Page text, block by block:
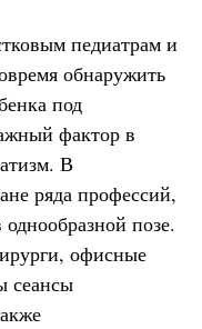
педиатрам и
обнаружить
под
фактор в
В
ряда профессий,
позе.
офисные
сеансы